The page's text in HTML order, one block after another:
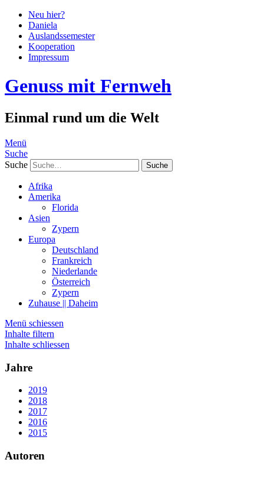
Neu hier?
Daniela
Auslandssemester
Kooperation
Impressum
Genuss mit Fernweh
Einmal rund um die Welt
Menü
Suche
Suche
Afrika
Amerika
Florida
Asien
Zypern
Europa
Deutschland
Frankreich
Niederlande
Österreich
Zypern
Zuhause || Daheim
Menü schiessen
Inhalte filtern
Inhalte schliessen
Jahre
2019
2018
2017
2016
2015
Autoren